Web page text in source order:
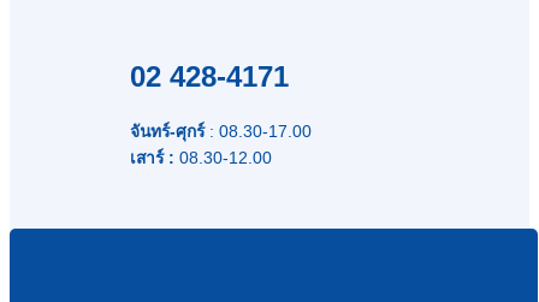
02 428-4171
จันทร์-ศุกร์: 08.30-17.00
เสาร์ : 08.30-12.00